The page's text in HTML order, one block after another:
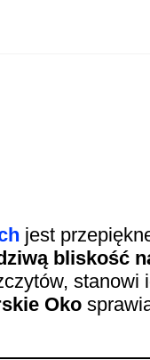
jest
bliskość
stanowi
Oko